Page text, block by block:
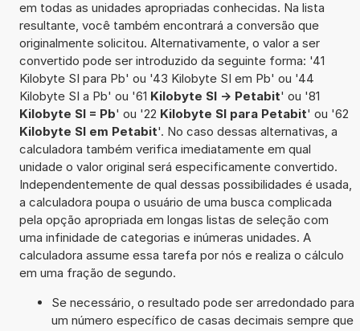
em todas as unidades apropriadas conhecidas. Na lista
resultante, você também encontrará a conversão que
originalmente solicitou. Alternativamente, o valor a ser
convertido pode ser introduzido da seguinte forma: '41
Kilobyte SI para Pb' ou '43 Kilobyte SI em Pb' ou '44
Kilobyte SI a Pb' ou '61 Kilobyte SI -> Petabit' ou '81
Kilobyte SI = Pb' ou '22 Kilobyte SI para Petabit' ou '62
Kilobyte SI em Petabit'. No caso dessas alternativas, a
calculadora também verifica imediatamente em qual
unidade o valor original será especificamente convertido.
Independentemente de qual dessas possibilidades é usada,
a calculadora poupa o usuário de uma busca complicada
pela opção apropriada em longas listas de seleção com
uma infinidade de categorias e inúmeras unidades. A
calculadora assume essa tarefa por nós e realiza o cálculo
em uma fração de segundo.
Se necessário, o resultado pode ser arredondado para
um número específico de casas decimais sempre que